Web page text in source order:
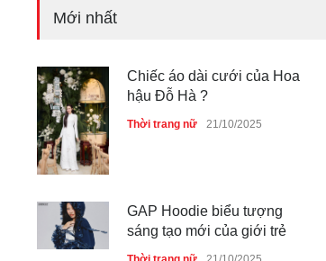
Mới nhất
Chiếc áo dài cưới của Hoa
hậu Đỗ Hà ?
Thời trang nữ 21/10/2025
GAP Hoodie biểu tượng
sáng tạo mới của giới trẻ